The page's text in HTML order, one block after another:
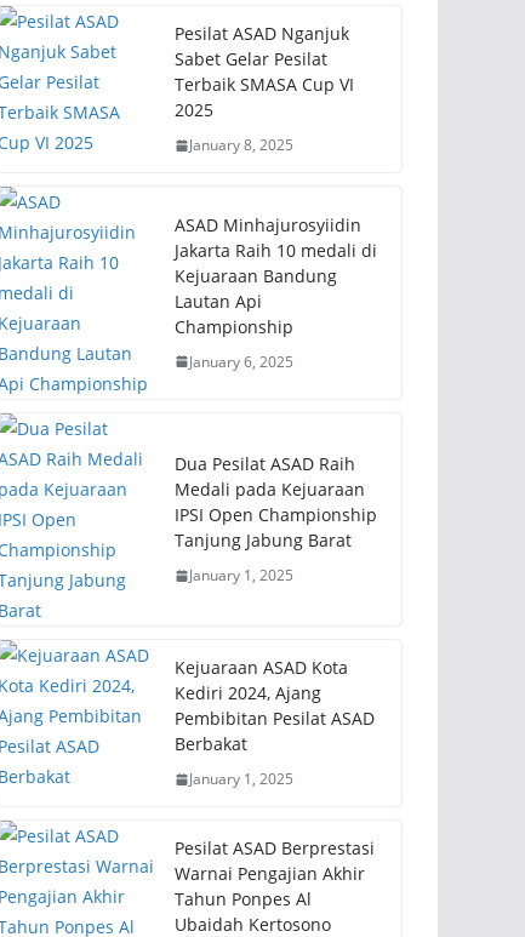
Pesilat ASAD Nganjuk
Sabet Gelar Pesilat
Terbaik SMASA Cup VI
2025
January 8, 2025
ASAD Minhajurosyiidin
Jakarta Raih 10 medali di
Kejuaraan Bandung
Lautan Api
Championship
January 6, 2025
Dua Pesilat ASAD Raih
Medali pada Kejuaraan
IPSI Open Championship
Tanjung Jabung Barat
January 1, 2025
Kejuaraan ASAD Kota
Kediri 2024, Ajang
Pembibitan Pesilat ASAD
Berbakat
January 1, 2025
Pesilat ASAD Berprestasi
Warnai Pengajian Akhir
Tahun Ponpes Al
Ubaidah Kertosono